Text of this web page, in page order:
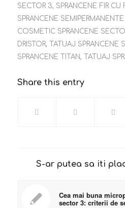
SECTOR 3, SPRANCENE FIR CU
SPRANCENE
COSMETIC SPRANCENE
DRISTOR, TATUAJ SPRANCENE
SPRANCENE TITAN, TATUAJ
Share this entry
S-ar putea sa iti
Cea mai buna
sector 3: criterii de